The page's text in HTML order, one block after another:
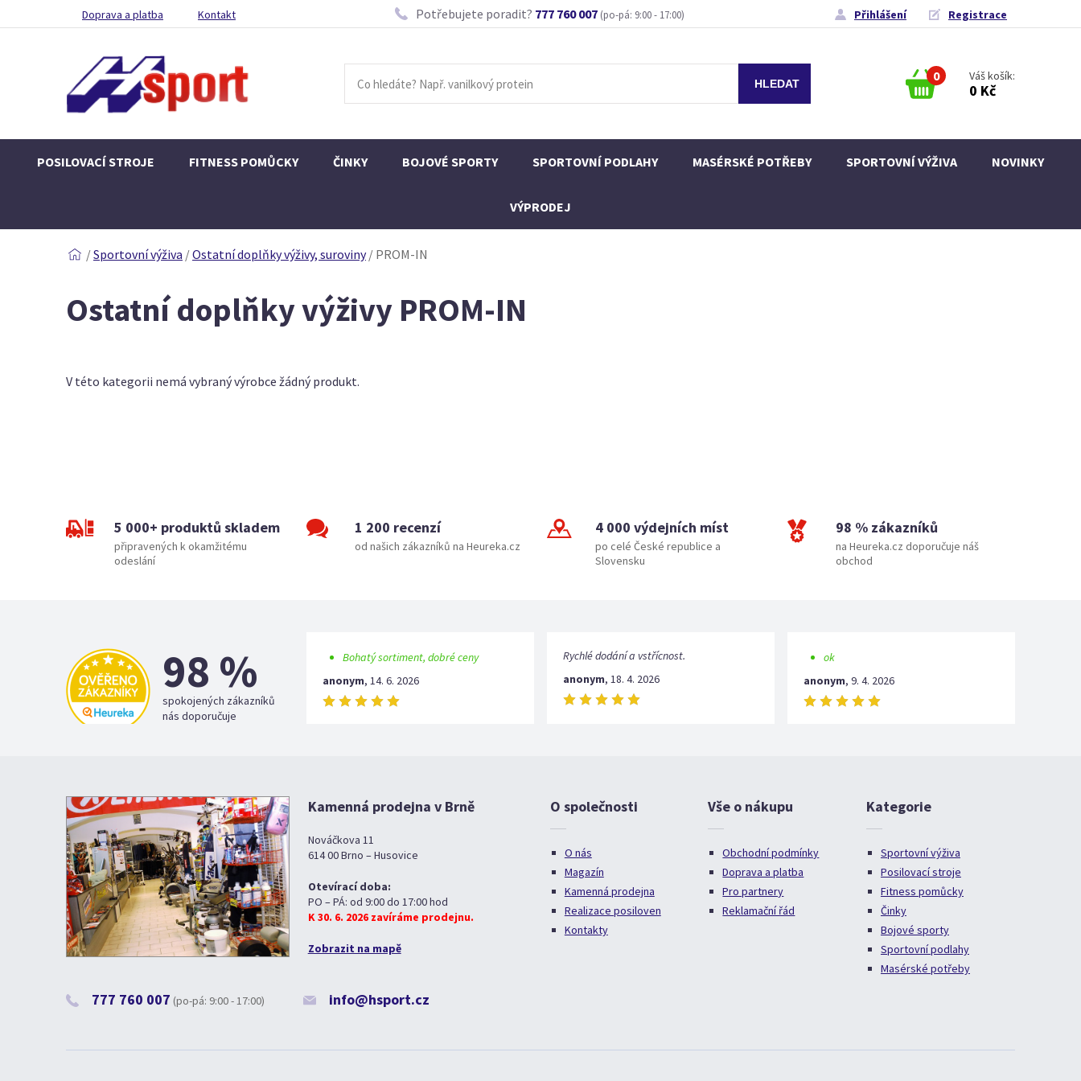
Doprava a platba Kontakt Potřebujete poradit? 777 760 007 (po-pá: 9:00 - 17:00) Přihlášení Registrace
0 Váš košík:
0 Kč
POSILOVACÍ STROJE FITNESS POMŮCKY ČINKY BOJOVÉ SPORTY SPORTOVNÍ PODLAHY MASÉRSKÉ POTŘEBY SPORTOVNÍ VÝŽIVA NOVINKY
VÝPRODEJ
/Sportovní výživa /Ostatní doplňky výživy, suroviny / PROM-IN
Ostatní doplňky výživy PROM-IN
V této kategorii nemá vybraný výrobce žádný produkt.
5 000+ produktů skladem
připravených k okamžitému
odeslání
1 200 recenzí
od našich zákazníků na Heureka.cz
4 000 výdejních míst
po celé České republice a
Slovensku
98 % zákazníků
na Heureka.cz doporučuje náš
obchod
98 %
spokojených zákazníků
nás doporučuje
Bohatý sortiment, dobré ceny
anonym, 14. 6. 2026
Rychlé dodání a vstřícnost.
anonym, 18. 4. 2026
ok
anonym, 9. 4. 2026
Kamenná prodejna v Brně
Nováčkova 11
614 00 Brno – Husovice
Otevírací doba:
PO – PÁ: od 9:00 do 17:00 hod
K 30. 6. 2026 zavíráme prodejnu.
Zobrazit na mapě
777 760 007 (po-pá: 9:00 - 17:00) info@hsport.cz
O společnosti
O nás
Magazín
Kamenná prodejna
Realizace posiloven
Kontakty
Vše o nákupu
Obchodní podmínky
Doprava a platba
Pro partnery
Reklamační řád
Kategorie
Sportovní výživa
Posilovací stroje
Fitness pomůcky
Činky
Bojové sporty
Sportovní podlahy
Masérské potřeby